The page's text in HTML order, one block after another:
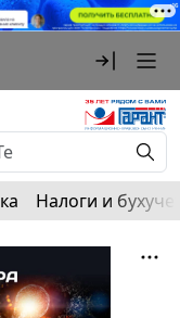
Налоги и